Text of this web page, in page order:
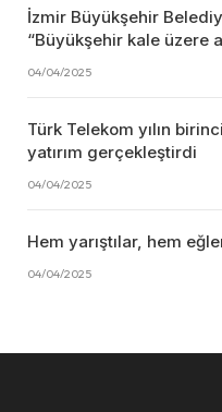
İzmir Büyükşehir
“Büyükşehir kale üzere
04/04/2025
Türk Telekom yılın
yatırım gerçekleştirdi
04/04/2025
Hem yarıştılar, hem
04/04/2025